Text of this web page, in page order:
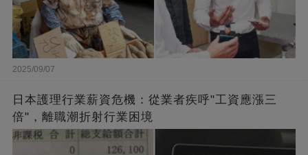
2025/09/07
日本護理行業薪資危機：從業者疾呼"工資應漲三
倍"，離職潮折射行業困境